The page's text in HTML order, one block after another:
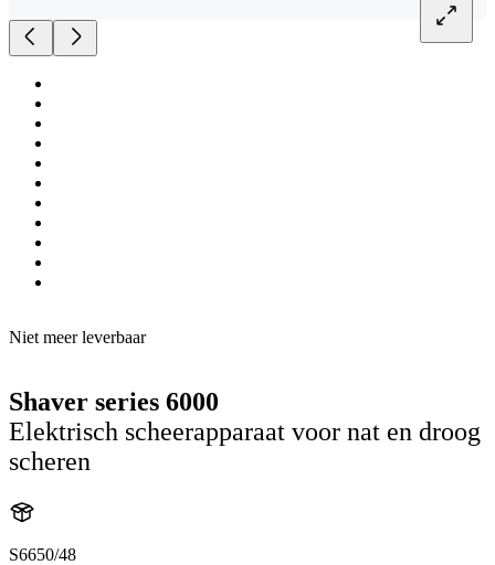
Niet meer leverbaar
Shaver series 6000
Elektrisch scheerapparaat voor nat en droog
scheren
S6650/48